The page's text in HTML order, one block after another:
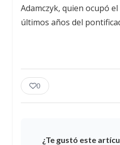
Adamczyk, quien ocupó
últimos años del
0
¿Te gustó este